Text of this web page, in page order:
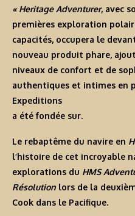
« Heritage Adventurer, avec
premières exploration
capacités, occupera le
nouveau produit phare,
niveaux de confort et de
authentiques et intimes en
Expeditions
a été fondée sur.
Le rebaptême du navire en
l’histoire de cet incroyable
explorations du HMS
Résolution lors de la
Cook dans le Pacifique.